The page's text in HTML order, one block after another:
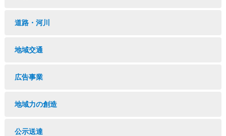
道路・河川
地域交通
広告事業
地域力の創造
公示送達